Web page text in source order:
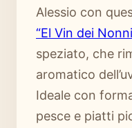
Alessio con
“El Vin dei
speziato, che
aromatico
Ideale con
pesce e piatti